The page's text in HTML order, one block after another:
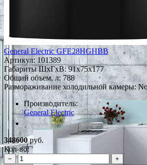
General Electric GFE28HGHBB
Артикул:101389
Габариты ШxГxВ: 91x75x177
Общий объем, л: 788
Размораживание холодильной камеры:
Производитель:
General Electric
*Наличие уточняйте у менеджера
348600руб.
Кол-во:
−
+